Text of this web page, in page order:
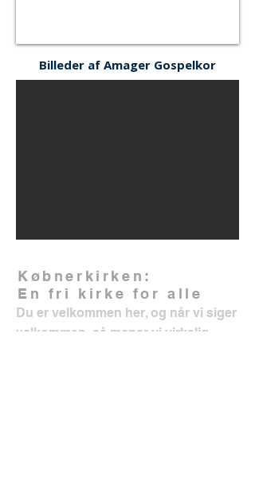
Billeder af Amager Gospelkor
Købnerkirken:
En fri kirke for alle
Du er velkommen her, og når vi siger
velkommen, så mener vi virkelig